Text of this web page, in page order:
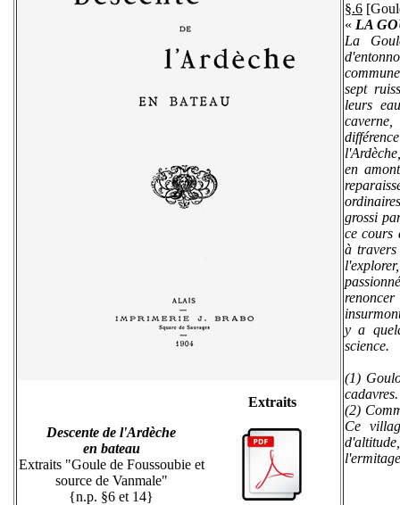
Extraits
Descente de l'Ardèche
en bateau
Extraits "Goule de Foussoubie et
source de Vanmale"
{n.p. §6 et 14}
§.6
« LA
La
sept
leurs
en
grossi
ce cours
à travers
y a
science.
(1)
cadavres.
(2)
Ce